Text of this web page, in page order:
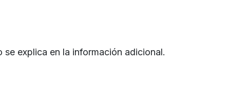
explica en la información adicional.